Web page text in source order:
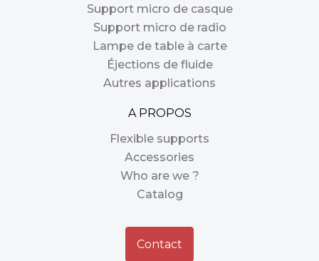
Support micro de casque
Support micro de radio
Lampe de table à carte
Éjections de fluide
Autres applications
A PROPOS
Flexible supports
Accessories
Who are we ?
Catalog
Contact